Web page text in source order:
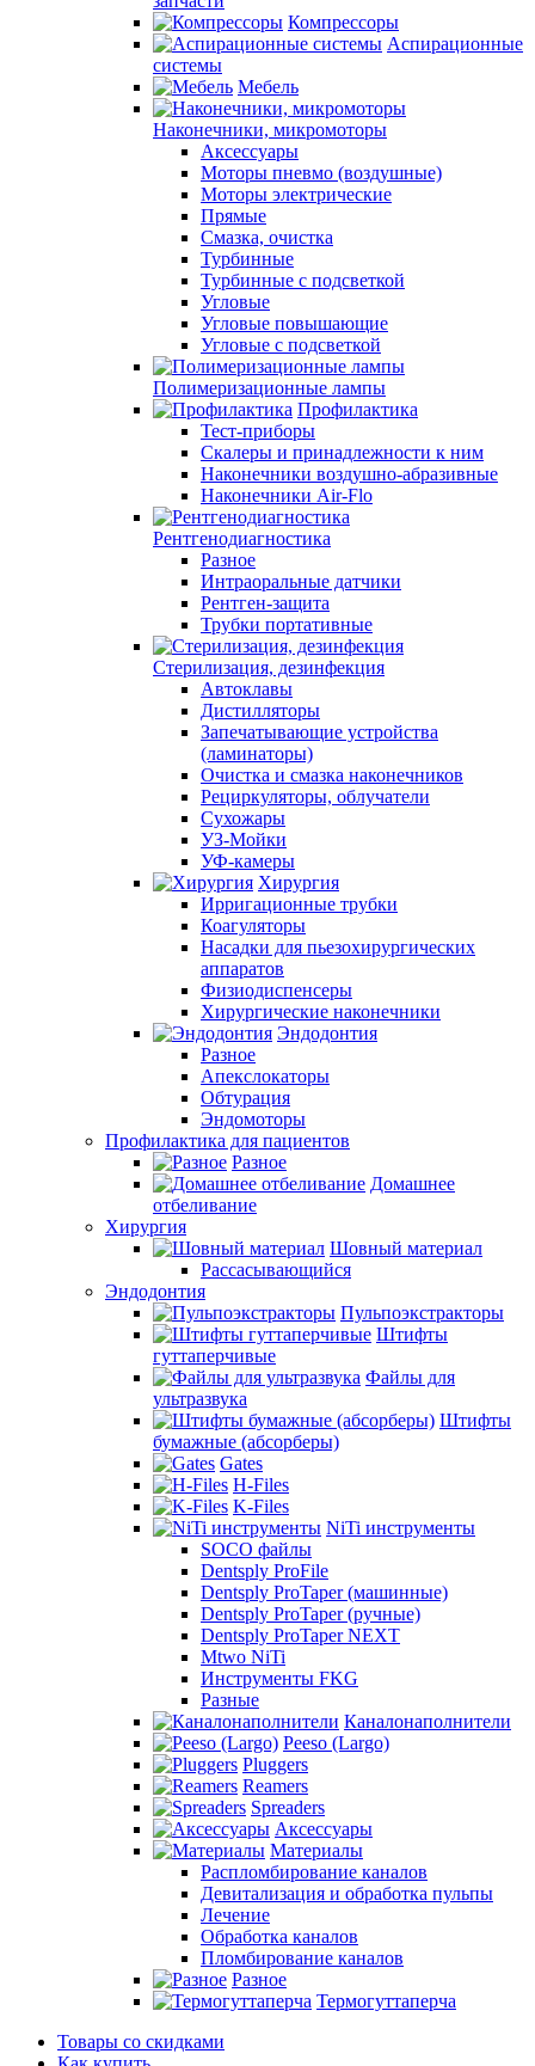
Компрессоры
Аспирационные
системы
Мебель
Наконечники, микромоторы
Аксессуары
Моторы пневмо (воздушные)
Моторы электрические
Прямые
Смазка, очистка
Турбинные
Турбинные с подсветкой
Угловые
Угловые повышающие
Угловые с подсветкой
Полимеризационные лампы
Профилактика
Тест-приборы
Скалеры и принадлежности к ним
Наконечники воздушно-абразивные
Наконечники Air-Flo
Рентгенодиагностика
Разное
Интраоральные датчики
Рентген-защита
Трубки портативные
Стерилизация, дезинфекция
Автоклавы
Дистилляторы
Запечатывающие устройства
(ламинаторы)
Очистка и смазка наконечников
Рециркуляторы, облучатели
Сухожары
УЗ-Мойки
УФ-камеры
Хирургия
Ирригационные трубки
Коагуляторы
Насадки для пьезохирургических
аппаратов
Физиодиспенсеры
Хирургические наконечники
Эндодонтия
Разное
Апекслокаторы
Обтурация
Эндомоторы
Профилактика для пациентов
Разное
Домашнее
отбеливание
Хирургия
Шовный материал
Рассасывающийся
Эндодонтия
Пульпоэкстракторы
Штифты
гуттаперчивые
Файлы для
ультразвука
Штифты
бумажные (абсорберы)
Gates
H-Files
K-Files
NiTi инструменты
SOCO файлы
Dentsply ProFile
Dentsply ProTaper (машинные)
Dentsply ProTaper (ручные)
Dentsply ProTaper NEXT
Mtwo NiTi
Инструменты FKG
Разные
Каналонаполнители
Peeso (Largo)
Pluggers
Reamers
Spreaders
Аксессуары
Материалы
Распломбирование каналов
Девитализация и обработка пульпы
Лечение
Обработка каналов
Пломбирование каналов
Разное
Термогуттаперча
Товары со скидками